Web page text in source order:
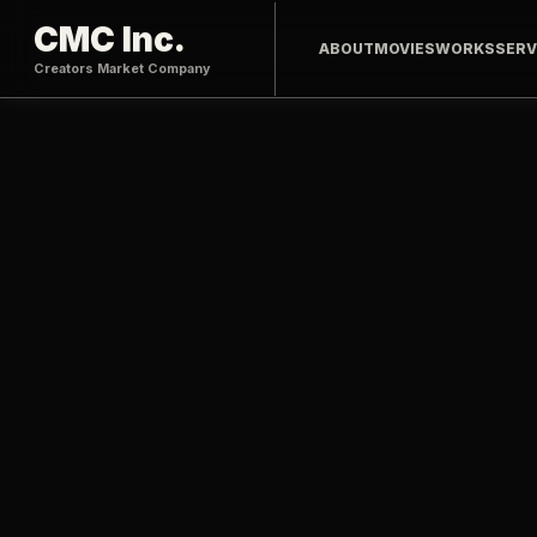
CMC Inc.
Creators Market Company
ABOUTMOVIESWORKS